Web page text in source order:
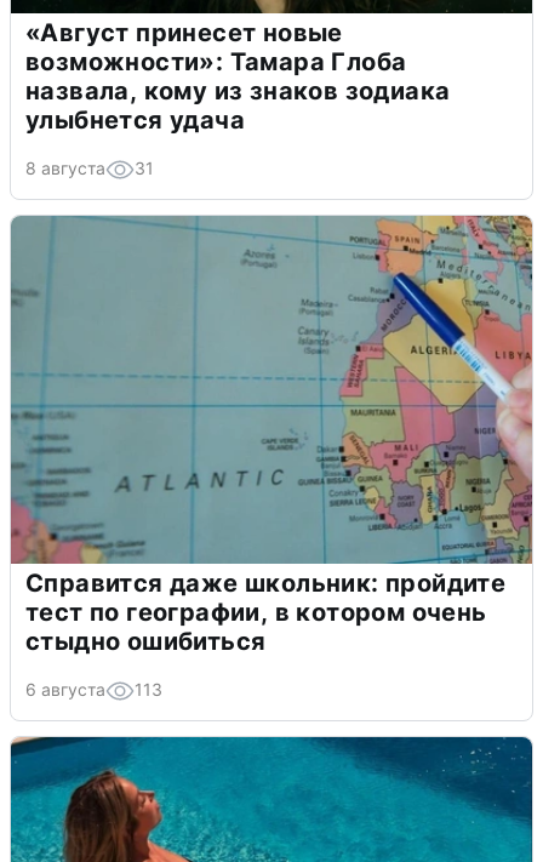
«Август принесет новые
возможности»: Тамара Глоба
назвала, кому из знаков зодиака
улыбнется удача
8 августа 31
Справится даже школьник: пройдите
тест по географии, в котором очень
стыдно ошибиться
6 августа 113